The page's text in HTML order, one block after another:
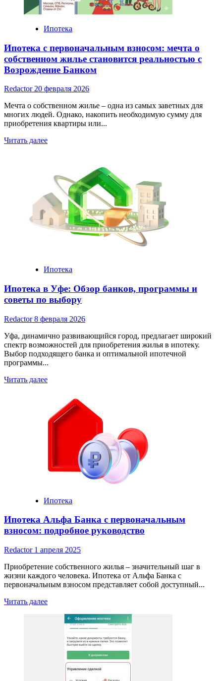
Ипотека
Ипотека с первоначальным взносом: мечта о
собственном жилье становится реальностью с
Возрождение Банком
Redactor 20 февраля 2026
Мечта о собственном жилье – одна из самых заветных для
многих людей. Однако, накопить необходимую сумму для
приобретения квартиры или...
Читать далееRead
первоначальным
взносом:
мечта
собственном
жилье
становится
Возрождение
Банком
Ипотека
Ипотека в Уфе: Обзор банков, программы и
советы по выбору
Redactor8 февраля 2026
Уфа, динамично развивающийся город, предлагает широкий
спектр возможностей для приобретения жилья в ипотеку.
Выбор подходящего банка и оптимальной ипотечной
программы...
Читать далееRead
Ипотека
Уфе:
программы
советы
Ипотека
Ипотека Альфа Банка с первоначальным
взносом: подробное руководство
Redactor 1 апреля 2025
Приобретение собственного жилья – значительный шаг в
жизни каждого человека. Ипотека от Альфа Банка с
первоначальным взносом представляет собой доступный...
Читать далееRead
Ипотека
Альфа
первоначальным
взносом: